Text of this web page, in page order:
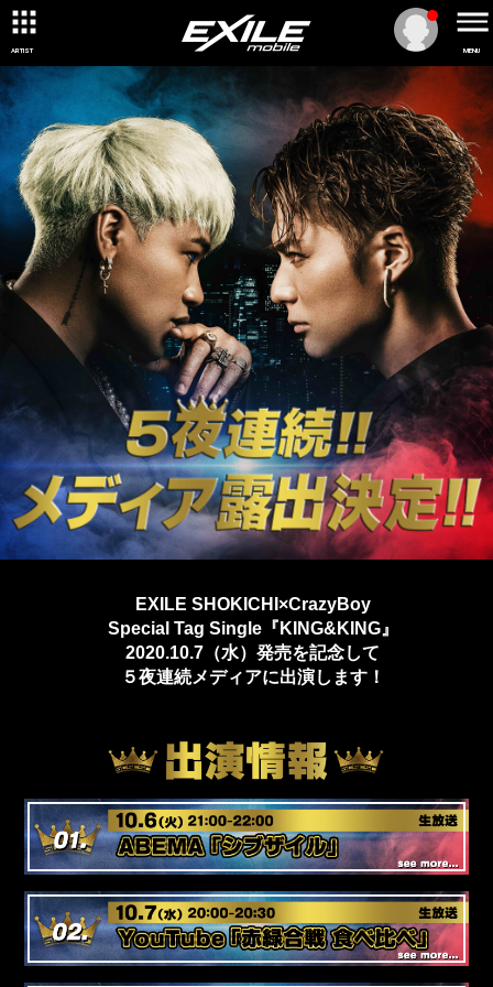
ARTIST MENU
EXILE SHOKICHI×CrazyBoy
Special Tag Single『KING&KING』
2020.10.7（水）発売を記念して
５夜連続メディアに出演します！